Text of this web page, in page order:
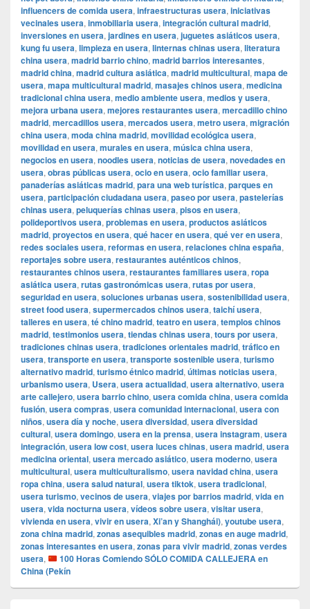
influencers de comida usera, infraestructuras usera, iniciativas
vecinales usera, inmobiliaria usera, integración cultural madrid,
inversiones en usera, jardines en usera, juguetes asiáticos usera,
kung fu usera, limpieza en usera, linternas chinas usera, literatura
china usera, madrid barrio chino, madrid barrios interesantes,
madrid china, madrid cultura asiática, madrid multicultural, mapa de
usera, mapa multicultural madrid, masajes chinos usera, medicina
tradicional china usera, medio ambiente usera, medios y usera,
mejora urbana usera, mejores restaurantes usera, mercadillo chino
madrid, mercadillos usera, mercados usera, metro usera, migración
china usera, moda china madrid, movilidad ecológica usera,
movilidad en usera, murales en usera, música china usera,
negocios en usera, noodles usera, noticias de usera, novedades en
usera, obras públicas usera, ocio en usera, ocio familiar usera,
panaderías asiáticas madrid, para una web turística, parques en
usera, participación ciudadana usera, paseo por usera, pastelerías
chinas usera, peluquerías chinas usera, pisos en usera,
polideportivos usera, problemas en usera, productos asiáticos
madrid, proyectos en usera, qué hacer en usera, qué ver en usera,
redes sociales usera, reformas en usera, relaciones china españa,
reportajes sobre usera, restaurantes auténticos chinos,
restaurantes chinos usera, restaurantes familiares usera, ropa
asiática usera, rutas gastronómicas usera, rutas por usera,
seguridad en usera, soluciones urbanas usera, sostenibilidad usera,
street food usera, supermercados chinos usera, taichí usera,
talleres en usera, té chino madrid, teatro en usera, templos chinos
madrid, testimonios usera, tiendas chinas usera, tours por usera,
tradiciones chinas usera, tradiciones orientales madrid, tráfico en
usera, transporte en usera, transporte sostenible usera, turismo
alternativo madrid, turismo étnico madrid, últimas noticias usera,
urbanismo usera, Usera, usera actualidad, usera alternativo, usera
arte callejero, usera barrio chino, usera comida china, usera comida
fusión, usera compras, usera comunidad internacional, usera con
niños, usera día y noche, usera diversidad, usera diversidad
cultural, usera domingo, usera en la prensa, usera instagram, usera
integración, usera low cost, usera luces chinas, usera madrid, usera
medicina oriental, usera mercado asiático, usera moderno, usera
multicultural, usera multiculturalismo, usera navidad china, usera
ropa china, usera salud natural, usera tiktok, usera tradicional,
usera turismo, vecinos de usera, viajes por barrios madrid, vida en
usera, vida nocturna usera, vídeos sobre usera, visitar usera,
vivienda en usera, vivir en usera, Xi’an y Shanghái), youtube usera,
zona china madrid, zonas asequibles madrid, zonas en auge madrid,
zonas interesantes en usera, zonas para vivir madrid, zonas verdes
usera,
100 Horas Comiendo SÓLO COMIDA CALLEJERA en
China (Pekín